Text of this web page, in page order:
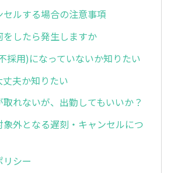
ルする場合の注意事項
したら発生しますか
採用)になっていないか知りたい
夫か知りたい
れないが、出勤してもいいか？
外となる遅刻・キャンセルにつ
リシー